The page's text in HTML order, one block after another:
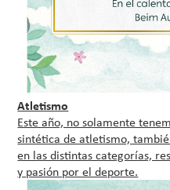
Atletismo
Este año, no solamente
sintética de atletismo,
en las distintas categorías,
y pasión por el deporte.